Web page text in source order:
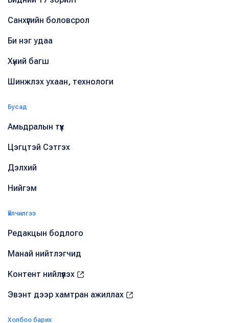
Санхүүгийн боловсрол
Би нэг удаа
Хүний багш
Шинжлэх ухаан, технологи
Бусад
Амьдралын түүх
Цэгцтэй Сэтгэх
Дэлхий
Нийгэм
Үйлчилгээ
Редакцын бодлого
Манай нийтлэгчид
Контент нийлүүлэх
Эвэнт дээр хамтран ажиллах
Холбоо барих